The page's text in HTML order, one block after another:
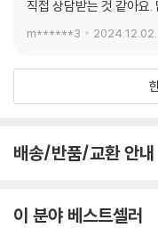
직접 상담받는 것 같아요
m******3 2024.12.02.
배송/반품/교환 안내
이 분야 베스트셀러